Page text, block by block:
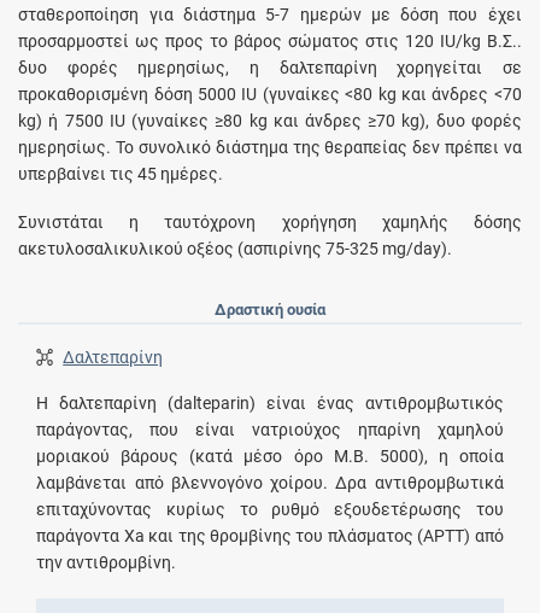
σταθεροποίηση για διάστημα 5-7 ημερών με δόση που έχει
προσαρμοστεί ως προς το βάρος σώματος στις 120 IU/kg Β.Σ..
δυο φορές ημερησίως, η δαλτεπαρίνη χορηγείται σε
προκαθορισμένη δόση 5000 IU (γυναίκες <80 kg και άνδρες <70
kg) ή 7500 IU (γυναίκες ≥80 kg και άνδρες ≥70 kg), δυο φορές
ημερησίως. Το συνολικό διάστημα της θεραπείας δεν πρέπει να
υπερβαίνει τις 45 ημέρες.
Συνιστάται η ταυτόχρονη χορήγηση χαμηλής δόσης
ακετυλοσαλικυλικού οξέος (ασπιρίνης 75-325 mg/day).
Δραστική ουσία
Δαλτεπαρίνη
Η δαλτεπαρίνη (dalteparin) είναι ένας αντιθρομβωτικός
παράγοντας, που είναι νατριούχος ηπαρίνη χαμηλού
μοριακού βάρους (κατά μέσο όρο Μ.Β. 5000), η οποία
λαμβάνεται από βλεννογόνο χοίρου. Δρα αντιθρομβωτικά
επιταχύνοντας κυρίως το ρυθμό εξουδετέρωσης του
παράγοντα Xa και της θρομβίνης του πλάσματος (APTT) από
την αντιθρομβίνη.